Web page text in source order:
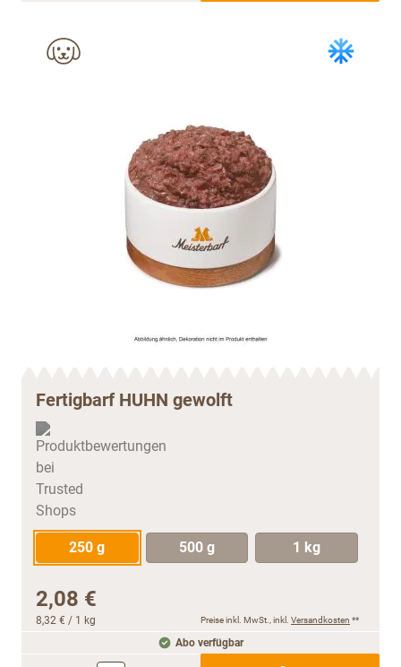
Fertigbarf HUHN gewolft
250 g 500 g 1 kg
2,08 €
8,32 € / 1 kg Preise inkl. MwSt., inkl. Versandkosten **
Abo verfügbar